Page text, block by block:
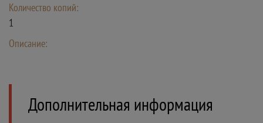
Количество копий:
1
Описание:
Дополнительная информация